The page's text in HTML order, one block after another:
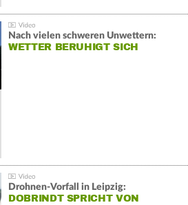
Nach vielen schweren Unwettern:
WETTER BERUHIGT SICH
Drohnen-Vorfall in Leipzig:
DOBRINDT SPRICHT VON